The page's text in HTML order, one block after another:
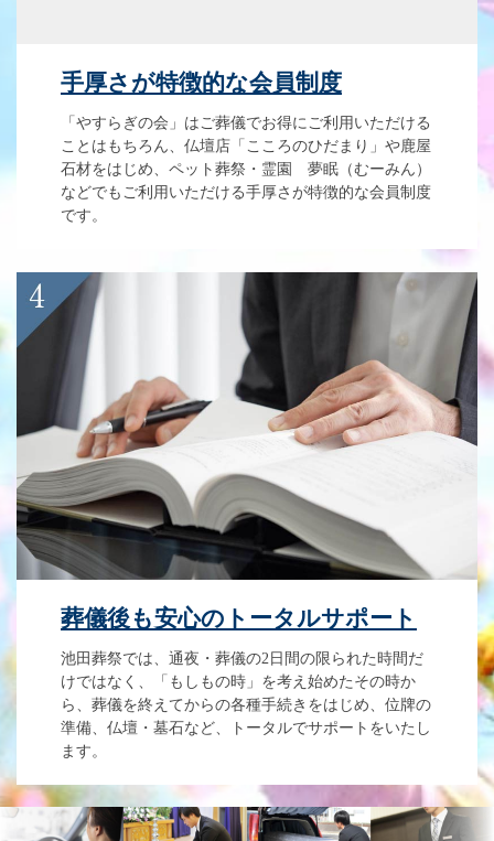
手厚さが特徴的な会員制度
「やすらぎの会」はご葬儀でお得にご利用いただける
ことはもちろん、仏壇店「こころのひだまり」や鹿屋
石材をはじめ、ペット葬祭・霊園 夢眠（むーみん）
などでもご利用いただける手厚さが特徴的な会員制度
です。
葬儀後も安心のトータルサポート
池田葬祭では、通夜・葬儀の2日間の限られた時間だ
けではなく、「もしもの時」を考え始めたその時か
ら、葬儀を終えてからの各種手続きをはじめ、位牌の
準備、仏壇・墓石など、トータルでサポートをいたし
ます。